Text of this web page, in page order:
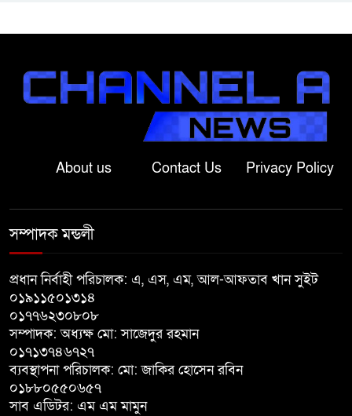
সমাপনী ও পুরস্কার বিতরণ
বড়াইগ্রামে দুর্নীতির অভিযোগে প্রধান
শিক্ষক বরখাস্ত, তিন কর্মচারীর নিয়োগ
বাতিল
জুলাই সনদ বাস্তবায়নের দাবিতে
বিতরণ
গণঅভ্যুত্থান দিবস-২০২৬ পালন
About us Contact Us Privacy Policy
সম্পাদক মন্ডলী
প্রধান নির্বাহী পরিচালক: এ, এস, এম, আল-আফতাব খান সুইট
০১৯১১৫০১৩১৪
০১৭৭৬২৩০৮০৮
সম্পাদক: অধ্যক্ষ মো: সাজেদুর রহমান
০১৭১৩৭৪৬৭২৭
ব্যবস্থাপনা পরিচালক: মো: জাকির হোসেন রবিন
০১৮৮০৫৫০৬৫৭
সাব এডিটর: এম এম মামুন